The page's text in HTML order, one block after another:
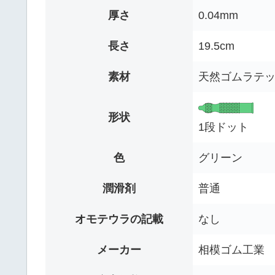
厚さ 0.04mm
長さ 19.5cm
素材 天然ゴムラテ
形状
1段ドット
色 グリーン
潤滑剤 普通
オモテウラの記載 なし
メーカー 相模ゴム工業